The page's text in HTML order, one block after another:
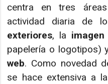
centra en tres
actividad diaria de
exteriores, la
papelería o logotipos)
web. Como novedad
se hace extensiva a